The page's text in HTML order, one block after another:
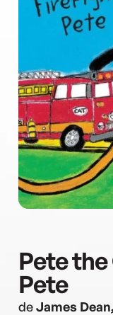
Pete
Pete
deJames